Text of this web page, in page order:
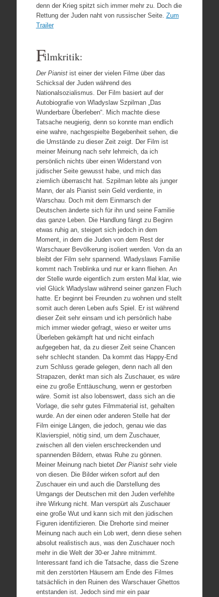
denn der Krieg spitzt sich immer mehr zu. Doch die
Rettung der Juden naht von russischer Seite. Zum
Trailer
Filmkritik:
Der Pianistist einer der vielen Filme über das
Schicksal der Juden während des
Nationalsozialismus. Der Film basiert auf der
Autobiografie von Wladyslaw Szpilman „Das
Wunderbare Überleben“. Mich machte diese
Tatsache neugierig, denn so konnte man endlich
eine wahre, nachgespielte Begebenheit sehen, die
die Umstände zu dieser Zeit zeigt. Der Film ist
meiner Meinung nach sehr lehrreich, da ich
persönlich nichts über einen Widerstand von
jüdischer Seite gewusst habe, und mich das
ziemlich überrascht hat. Szpilman lebte als junger
Mann, der als Pianist sein Geld verdiente, in
Warschau. Doch mit dem Einmarsch der
Deutschen änderte sich für ihn und seine Familie
das ganze Leben. Die Handlung fängt zu Beginn
etwas ruhig an, steigert sich jedoch in dem
Moment, in dem die Juden von dem Rest der
Warschauer Bevölkerung isoliert werden. Von da an
bleibt der Film sehr spannend. Wladyslaws Familie
kommt nach Treblinka und nur er kann fliehen. An
der Stelle wurde eigentlich zum ersten Mal klar, wie
viel Glück Wladyslaw während seiner ganzen Fluch
hatte. Er beginnt bei Freunden zu wohnen und stellt
somit auch deren Leben aufs Spiel. Er ist während
dieser Zeit sehr einsam und ich persönlich habe
mich immer wieder gefragt, wieso er weiter ums
Überleben gekämpft hat und nicht einfach
aufgegeben hat, da zu dieser Zeit seine Chancen
sehr schlecht standen. Da kommt das Happy-End
zum Schluss gerade gelegen, denn nach all den
Strapazen, denkt man sich als Zuschauer, es wäre
eine zu große Enttäuschung, wenn er gestorben
wäre. Somit ist also lobenswert, dass sich an die
Vorlage, die sehr gutes Filmmaterial ist, gehalten
wurde. An der einen oder anderen Stelle hat der
Film einige Längen, die jedoch, genau wie das
Klavierspiel, nötig sind, um dem Zuschauer,
zwischen all den vielen erschreckenden und
spannenden Bildern, etwas Ruhe zu gönnen.
Meiner Meinung nach bietet Der Pianistsehr viele
von diesen. Die Bilder wirken sofort auf den
Zuschauer ein und auch die Darstellung des
Umgangs der Deutschen mit den Juden verfehlte
ihre Wirkung nicht. Man verspürt als Zuschauer
eine große Wut und kann sich mit den jüdischen
Figuren identifizieren. Die Drehorte sind meiner
Meinung nach auch ein Lob wert, denn diese sehen
absolut realistisch aus, was den Zuschauer noch
mehr in die Welt der 30-er Jahre mitnimmt.
Interessant fand ich die Tatsache, dass die Szene
mit den zerstörten Häusern am Ende des Filmes
tatsächlich in den Ruinen des Warschauer Ghettos
entstanden ist. Jedoch sind mir ein paar